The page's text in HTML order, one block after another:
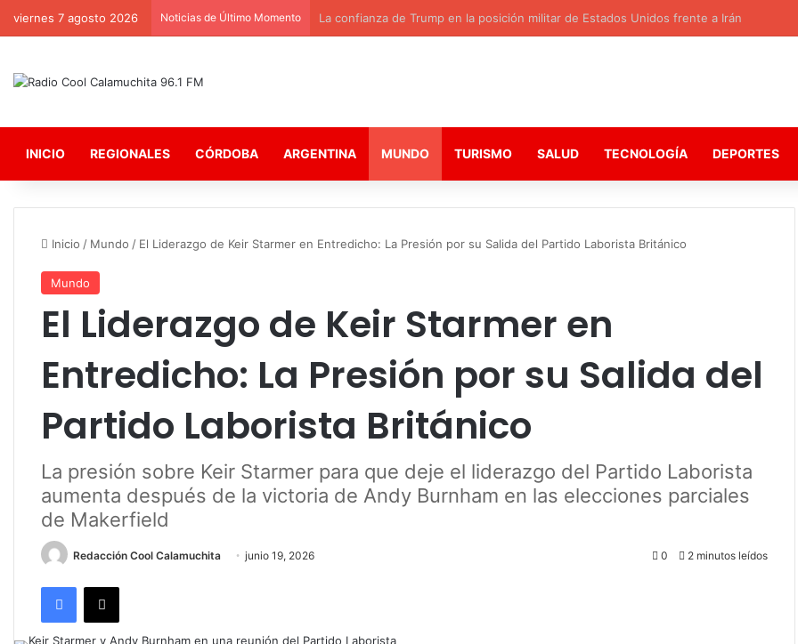
viernes 7 agosto 2026 Noticias de Último Momento La confianza de Trump en la posición militar de Estados Unidos frente a Irán
INICIO REGIONALES CÓRDOBA ARGENTINA MUNDO TURISMO SALUD TECNOLOGÍA DEPORTES
Inicio / Mundo / El Liderazgo de Keir Starmer en Entredicho: La Presión por su Salida del Partido Laborista Británico
Mundo
El Liderazgo de Keir Starmer en
Entredicho: La Presión por su Salida del
Partido Laborista Británico
La presión sobre Keir Starmer para que deje el liderazgo del Partido Laborista
aumenta después de la victoria de Andy Burnham en las elecciones parciales
de Makerfield
Redacción Cool Calamuchita junio 19, 2026 0 2 minutos leídos
Facebook
X